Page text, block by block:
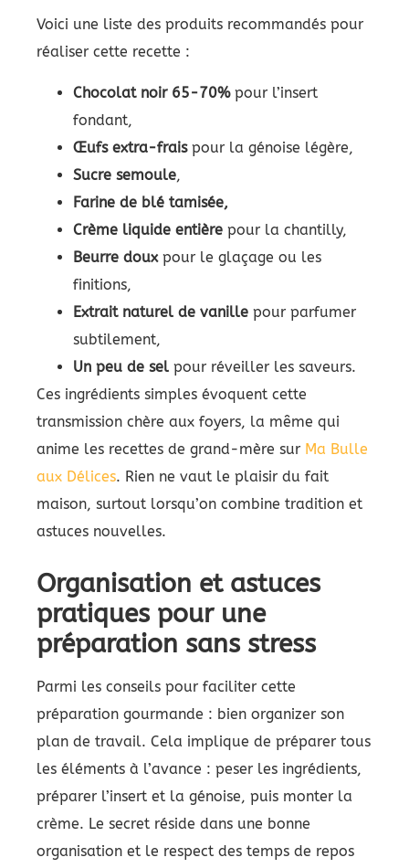
Voici une liste des produits recommandés pour
réaliser cette recette :
Chocolat noir 65-70%pour l’insert
fondant,
Œufs extra-fraispour la génoise légère,
Sucre semoule,
Farine de blé tamisée,
Crème liquide entière pour la chantilly,
Beurre douxpour le glaçage ou les
finitions,
Extrait naturel de vanille pour parfumer
subtilement,
Un peu de sel pour réveiller les saveurs.
Ces ingrédients simples évoquent cette
transmission chère aux foyers, la même qui
anime les recettes de grand-mère sur Ma Bulle
aux Délices. Rien ne vaut le plaisir du fait
maison, surtout lorsqu’on combine tradition et
astuces nouvelles.
Organisation et astuces
pratiques pour une
préparation sans stress
Parmi les conseils pour faciliter cette
préparation gourmande : bien organizer son
plan de travail. Cela implique de préparer tous
les éléments à l’avance : peser les ingrédients,
préparer l’insert et la génoise, puis monter la
crème. Le secret réside dans une bonne
organisation et le respect des temps de repos